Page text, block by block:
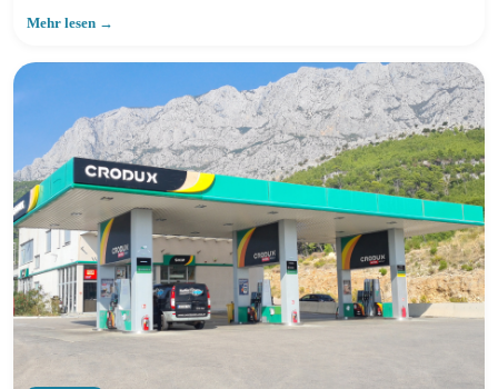
Mehr lesen →